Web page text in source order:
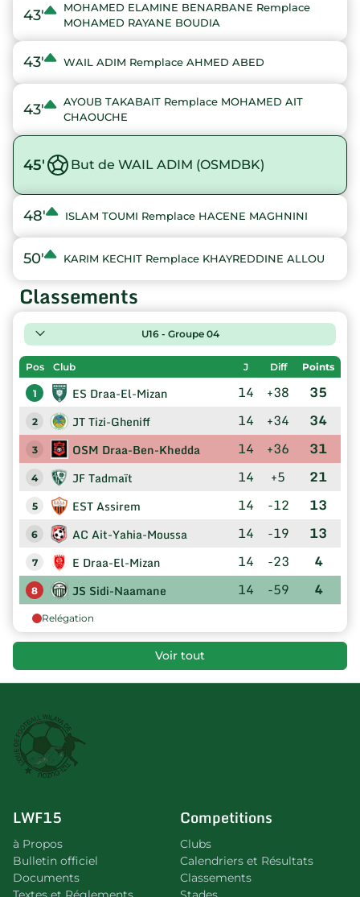
43'
MOHAMED ELAMINE BENARBANE Remplace
MOHAMED RAYANE BOUDIA
43' WAIL ADIM Remplace AHMED ABED
43'
AYOUB TAKABAIT Remplace MOHAMED AIT
CHAOUCHE
45' But de WAIL ADIM (OSMDBK)
48' ISLAM TOUMI Remplace HACENE MAGHNINI
50' KARIM KECHIT Remplace KHAYREDDINE ALLOU
Classements
U16 - Groupe 04
Pos Club J Diff Points
1 ES Draa-El-Mizan 14 +38 35
2 JT Tizi-Gheniff 14 +34 34
3 OSM Draa-Ben-Khedda 14 +36 31
4 JF Tadmaït 14 +5 21
5 EST Assirem 14 -12 13
6 AC Ait-Yahia-Moussa 14 -19 13
7 E Draa-El-Mizan 14 -23 4
8 JS Sidi-Naamane 14 -59 4
Relégation
Voir tout
LWF15
à Propos
Bulletin officiel
Documents
Competitions
Clubs
Calendriers et Résultats
Classements